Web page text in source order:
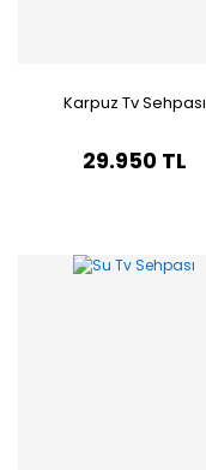
Karpuz Tv Sehpası
29.950 TL